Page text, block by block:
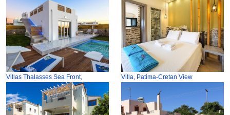
Villas Thalasses Sea Front, Villa, Patima-Cretan View